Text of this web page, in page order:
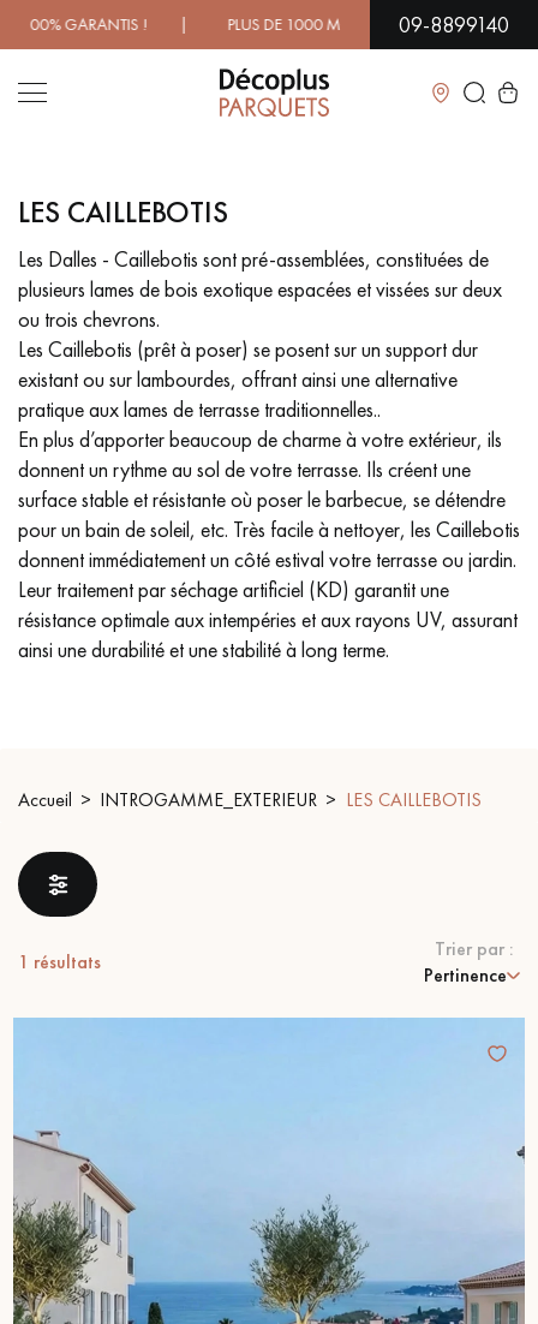
GARANTIS ! | PLUS DE 1000 MODÈLES À DÉCOUVRIR EN
09-8899140
Fermer
LES RECHERCHES LES PLUS COURANTES
PARQUET MASSIF
PARQUET CONTRECOLLÉ -
SOL PLAQUÉ BOIS VERITABLES
PARQUETS À MOTIFS
TRADITIONNELS
PARQUET EN BOIS EXOTIQUE PARQUET VERNIS
PARQUET HUILÉ PARQUET EN BOIS BRUT
PARQUET VIEILLI PARQUET EN CHÊNE FUMÉ
PARQUET LAMES LARGES XXL PARQUET EN CHÊNE
Nos conseillers sont disponibles au
Nos experts sont à votre disposition pour vous guider pas à
Un expert Décoplus Parquets vous appelle
LES CAILLEBOTIS
Les Dalles - Caillebotis sont pré-assemblées, constituées de
plusieurs lames de bois exotique espacées et vissées sur deux
ou trois chevrons.
Les Caillebotis (prêt à poser) se posent sur un support dur
existant ou sur lambourdes, offrant ainsi une alternative
pratique aux lames de terrasse traditionnelles..
En plus d’apporter beaucoup de charme à votre extérieur, ils
donnent un rythme au sol de votre terrasse. Ils créent une
surface stable et résistante où poser le barbecue, se détendre
pour un bain de soleil, etc. Très facile à nettoyer, les Caillebotis
donnent immédiatement un côté estival votre terrasse ou jardin.
Leur traitement par séchage artificiel (KD) garantit une
résistance optimale aux intempéries et aux rayons UV, assurant
ainsi une durabilité et une stabilité à long terme.
Accueil INTROGAMME_EXTERIEUR LES CAILLEBOTIS
1 résultats
Trier par :
Pertinence